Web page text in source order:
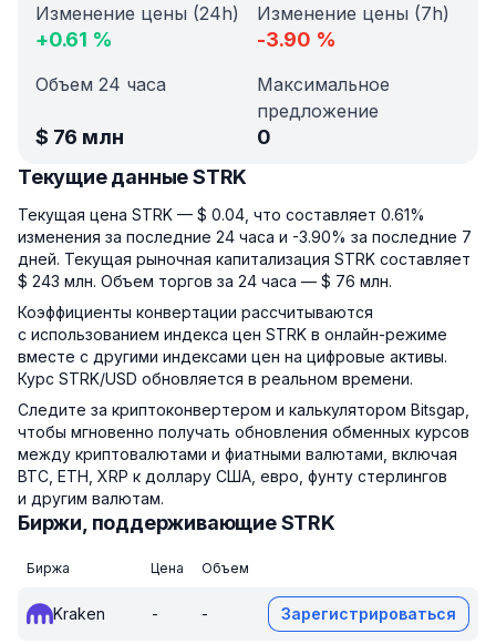
Изменение цены (24h)
+0.61 %
Изменение цены (7h)
-3.90 %
Объем 24 часа
$ 76 млн
Максимальное
предложение
0
Текущие данные STRK
Текущая цена STRK — $ 0.04, что составляет 0.61%
изменения за последние 24 часа и -3.90% за последние 7
дней. Текущая рыночная капитализация STRK составляет
$ 243 млн. Объем торгов за 24 часа — $ 76 млн.
Коэффициенты конвертации рассчитываются
с использованием индекса цен STRK в онлайн-режиме
вместе с другими индексами цен на цифровые активы.
Курс STRK/USD обновляется в реальном времени.
Следите за криптоконвертером и калькулятором Bitsgap,
чтобы мгновенно получать обновления обменных курсов
между криптовалютами и фиатными валютами, включая
BTC, ETH, XRP к доллару США, евро, фунту стерлингов
и другим валютам.
Биржи, поддерживающие STRK
Биржа Цена Объем
Kraken - - Зарегистрироваться